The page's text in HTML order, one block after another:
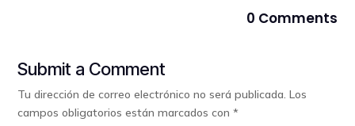
0 Comments
Submit a Comment
Tu dirección de correo electrónico no será publicada. Los
campos obligatorios están marcados con*